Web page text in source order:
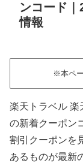
ンコード
情報
※本ペ
楽天トラベル 楽
の新着クーポン
割引クーポンを
あるものが最新